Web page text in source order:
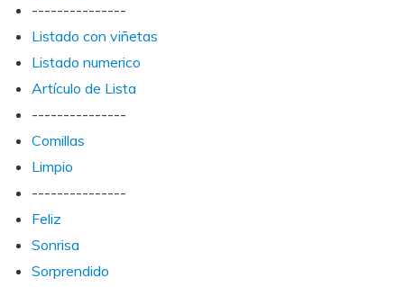
---------------
Listado con viñetas
Listado numerico
Artículo de Lista
---------------
Comillas
Limpio
---------------
Feliz
Sonrisa
Sorprendido